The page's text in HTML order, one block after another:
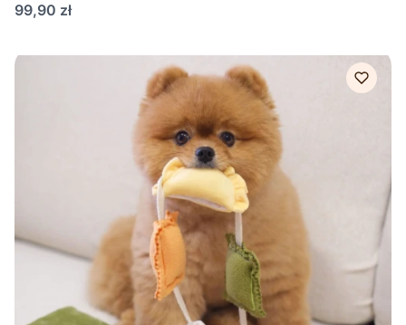
Cena
99,90 zł